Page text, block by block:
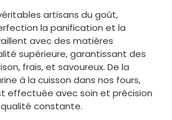
artisans du goût,
la panification et la
avec des matières
supérieure, garantissant des
frais, et savoureux. De la
à la cuisson dans nos fours,
effectuée avec soin et précision
constante.